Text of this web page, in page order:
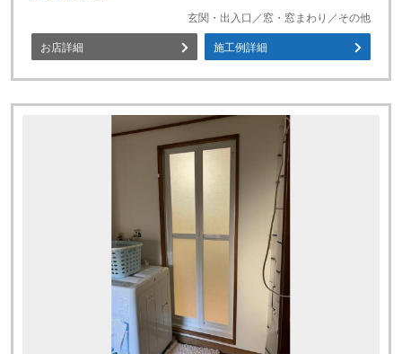
玄関・出入口／窓・窓まわり／その他
お店詳細 施工例詳細